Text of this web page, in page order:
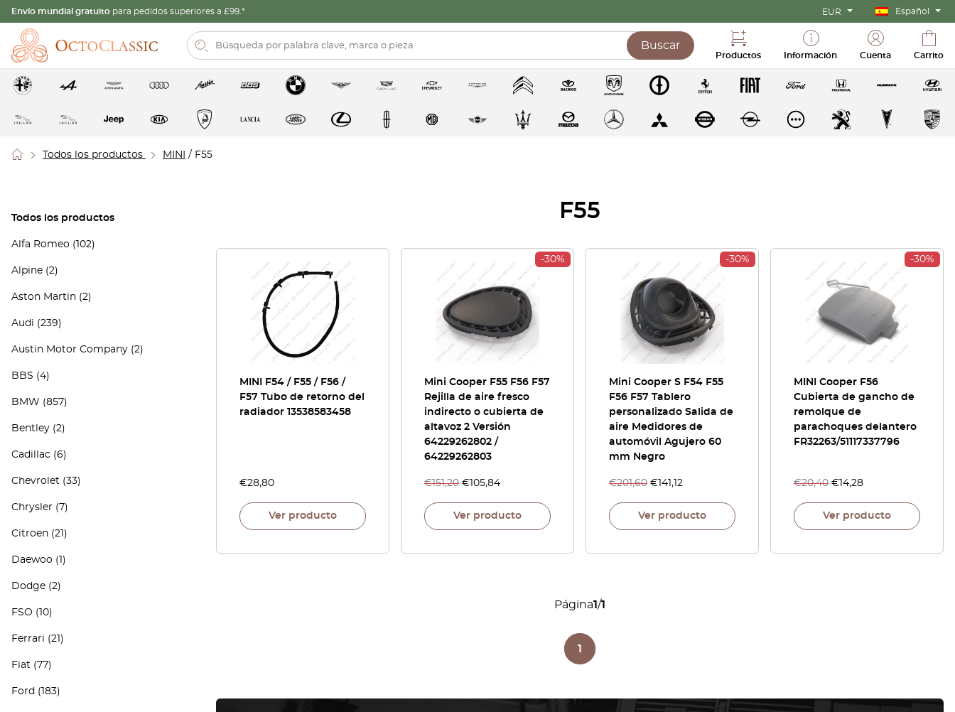
Envío mundial gratuito para pedidos superiores a £99.* EUR Español
Buscar
Productos Información Cuenta Carrito
Todos los productos MINI / F55
Todos los productos
Alfa Romeo (102)
Alpine (2)
Aston Martin (2)
Audi (239)
Austin Motor Company (2)
BBS (4)
BMW (857)
Bentley (2)
Cadillac (6)
Chevrolet (33)
Chrysler (7)
Citroen (21)
Daewoo (1)
Dodge (2)
FSO (10)
Ferrari (21)
Fiat (77)
Ford (183)
F55
MINI F54 / F55 / F56 /
F57 Tubo de retorno del
radiador 13538583458
€28,80
Ver producto
-30%
Mini Cooper F55 F56 F57
Rejilla de aire fresco
indirecto o cubierta de
altavoz 2 Versión
64229262802 /
64229262803
€151,20 € 105,84
Ver producto
-30%
Mini Cooper S F54 F55
F56 F57 Tablero
personalizado Salida de
aire Medidores de
automóvil Agujero 60
mm Negro
€201,60 € 141,12
Ver producto
-30%
MINI Cooper F56
Cubierta de gancho de
remolque de
parachoques delantero
FR32263/51117337796
€20,40 € 14,28
Ver producto
Página1/1
1